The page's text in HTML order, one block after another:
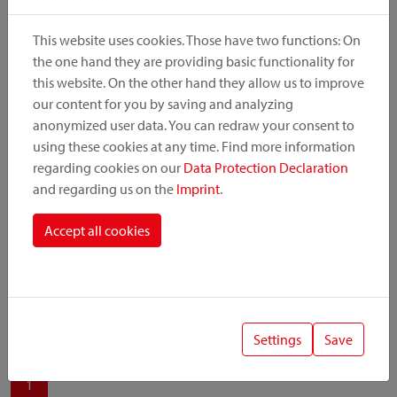
produit, le point de montage et le système de fixation.
Catégorie de produit
Position de montage
Système de fixation
1
This website uses cookies. Those have two functions: On
the one hand they are providing basic functionality for
this website. On the other hand they allow us to improve
our content for you by saving and analyzing
anonymized user data. You can redraw your consent to
using these cookies at any time. Find more information
regarding cookies on our Data Protection Declaration
and regarding us on the Imprint.
Accept all cookies
Settings Save